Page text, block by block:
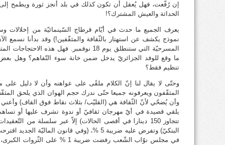
إن رُفّعت، فهل يُعقل أن تكون كذلك في بلد أنجز ثورة ويطمح
الحداثة والعيش المشترك؟!
يعرف الجميع ما حدث في أيّام قرطاج السّينمائيّة من
نموذج يكشف عن استهتار بالثّقافة والمثقّفين!) وقد بدأنا نسمع
المسرحيّة التي ستنطلق يوم 18 نوفمبر.
ما وقع للوفد الجزائريّ يدخل ضمن خانة سوء التّفاهم؟ وهل
تنظيم فقط؟
وحتّى لا يقال لنا إنّ الكلام ملقًى على عواهنه وأن لا دليل
المثقّفون ويعرفونه جميعا حتّى ندرك حجم الهوان الذي يلحق
وأن يُضحّي لأنّ الثّقافة هي (القليّب/ بثلاث نقاط فوق القاف)
يلقي قصيدة في أيّ مهرجان ثقافيّ أو ندوة تشرف عليها أو تساهم
تتجاوز 150 دينارا في أقصى الحالات) إلاّ عبر سلسلة من
في مجلس نوّاب الشّعب رفضت ضريبة